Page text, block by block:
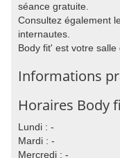
séance gratuite.
Consultez également
internautes.
Body fit' est votre
Informations
Horaires Body
Lundi : -
Mardi : -
Mercredi : -